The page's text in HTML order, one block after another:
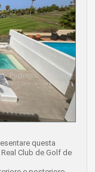
questa
Club de Golf de